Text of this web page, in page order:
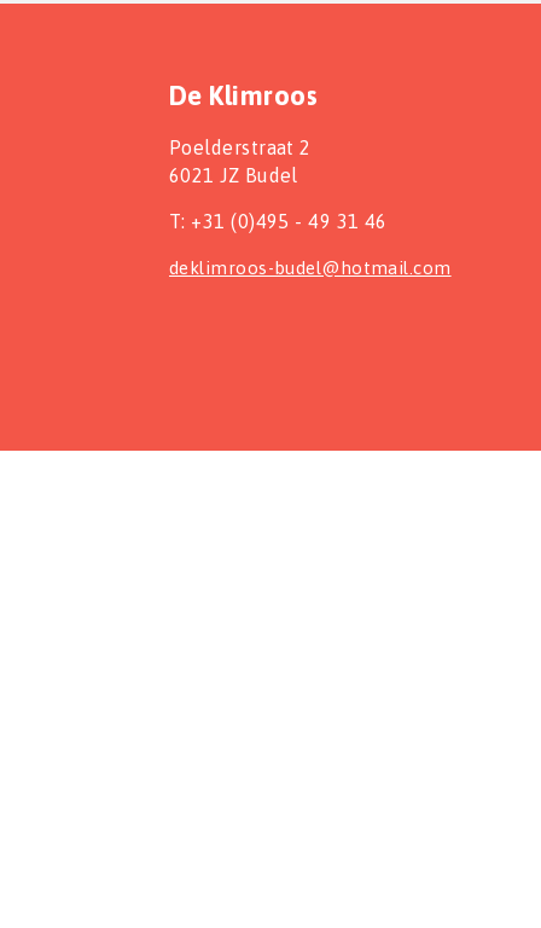
De Klimroos
Poelderstraat 2
6021 JZ Budel
T: +31 (0)495 - 49 31 46
deklimroos-budel@hotmail.com